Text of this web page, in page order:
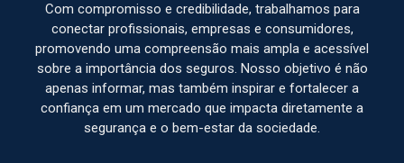
Com compromisso e credibilidade, trabalhamos para
conectar profissionais, empresas e consumidores,
promovendo uma compreensão mais ampla e acessível
sobre a importância dos seguros. Nosso objetivo é não
apenas informar, mas também inspirar e fortalecer a
confiança em um mercado que impacta diretamente a
segurança e o bem-estar da sociedade.